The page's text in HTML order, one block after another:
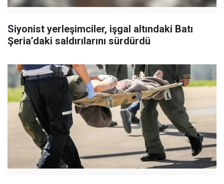
Siyonist yerleşimciler, işgal altındaki Batı
Şeria’daki saldırılarını sürdürdü